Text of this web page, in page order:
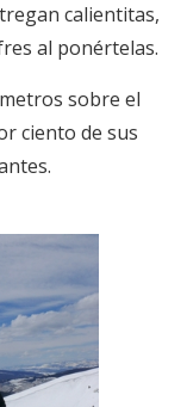
calientitas,
al ponértelas.
sobre el
ciento de sus